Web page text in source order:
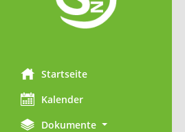
Startseite
Kalender
Dokumente